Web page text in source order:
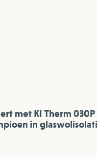
met KI Therm
in